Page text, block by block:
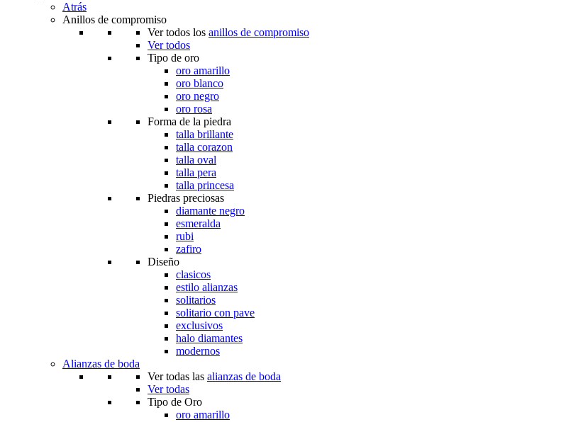
Atrás
Anillos de compromiso
Ver todos los anillos de compromiso
Ver todos
Tipo de oro
oro amarillo
oro blanco
oro negro
oro rosa
Forma de la piedra
talla brillante
talla corazon
talla oval
talla pera
talla princesa
Piedras preciosas
diamante negro
esmeralda
rubi
zafiro
Diseño
clasicos
estilo alianzas
solitarios
solitario con pave
exclusivos
halo diamantes
modernos
Alianzas de boda
Ver todas las alianzas de boda
Ver todas
Tipo de Oro
oro amarillo